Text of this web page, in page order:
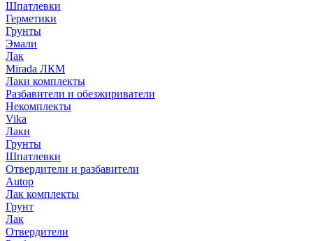
Шпатлевки
Герметики
Грунты
Эмали
Лак
Mirada ЛКМ
Лаки комплекты
Разбавители и обезжириватели
Некомплекты
Vika
Лаки
Грунты
Шпатлевки
Отвердители и разбавители
Autop
Лак комплекты
Грунт
Лак
Отвердители